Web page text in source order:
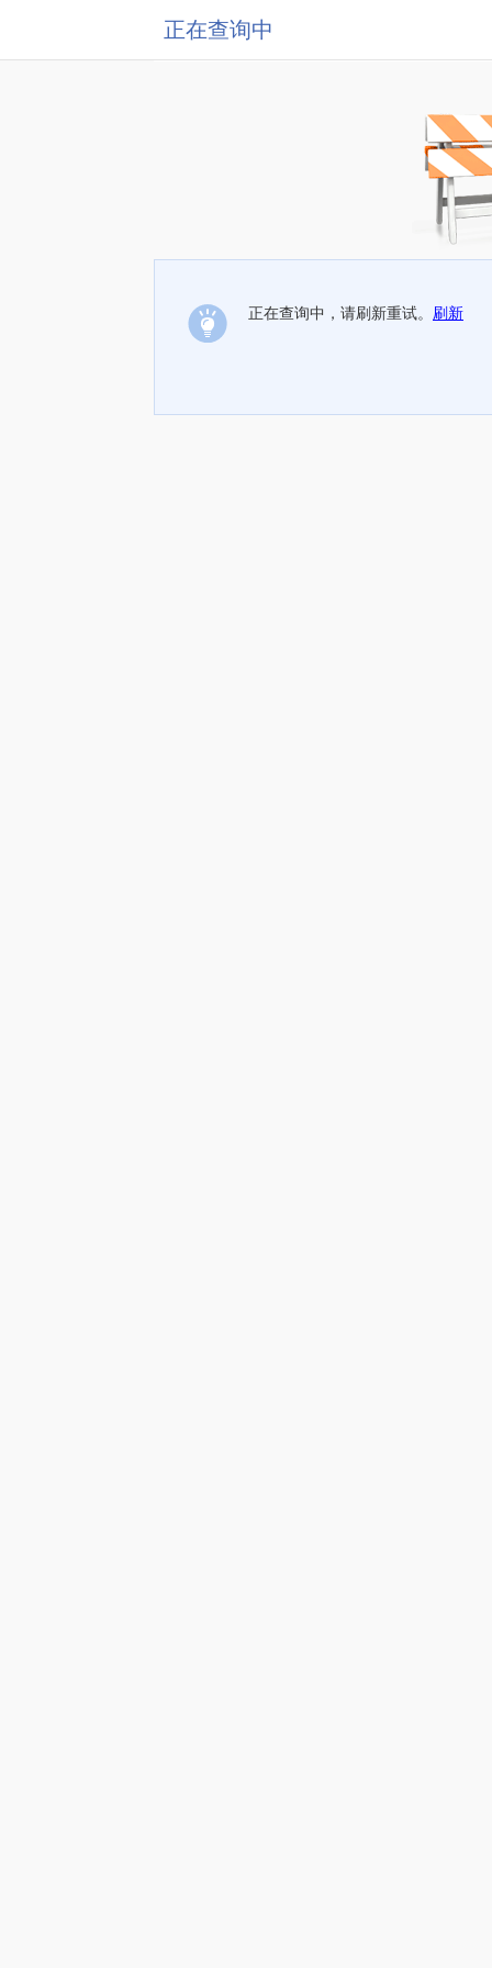
正在查询中
正在查询中，请刷新重试。 刷新